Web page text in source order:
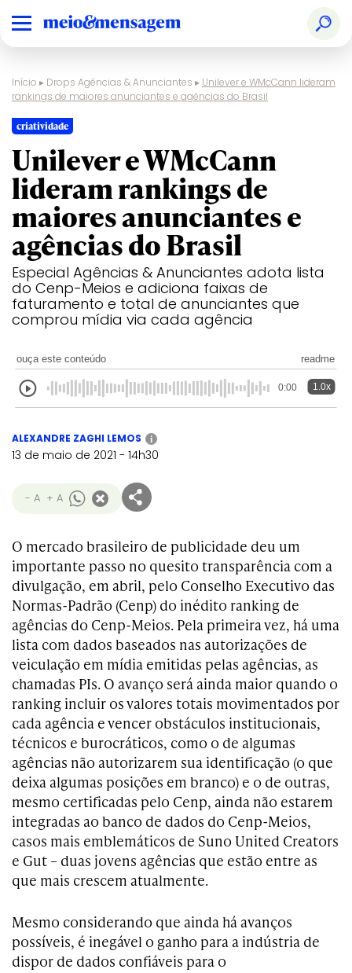
Início ▸ Drops Agências & Anunciantes ▸ Unilever e WMcCann lideram
rankings de maiores anunciantes e agências do Brasil
criatividade
Unilever e WMcCann
lideram rankings de
maiores anunciantes e
agências do Brasil
Especial Agências & Anunciantes adota lista
do Cenp-Meios e adiciona faixas de
faturamento e total de anunciantes que
comprou mídia via cada agência
ouça este conteúdo readme
0:00 1.0x
ALEXANDRE ZAGHI LEMOS i
13 de maio de 2021 - 14h30
- A + A
O mercado brasileiro de publicidade deu um
importante passo no quesito transparência com a
divulgação, em abril, pelo Conselho Executivo das
Normas-Padrão (Cenp) do inédito ranking de
agências do Cenp-Meios. Pela primeira vez, há uma
lista com dados baseados nas autorizações de
veiculação em mídia emitidas pelas agências, as
chamadas PIs. O avanço será ainda maior quando o
ranking incluir os valores totais movimentados por
cada agência e vencer obstáculos institucionais,
técnicos e burocráticos, como o de algumas
agências não autorizarem sua identificação (o que
deixa algumas posições em branco) e o de outras,
mesmo certificadas pelo Cenp, ainda não estarem
integradas ao banco de dados do Cenp-Meios,
casos mais emblemáticos de Suno United Creators
e Gut – duas jovens agências que estão entre as
que mais crescem atualmente.
Mesmo considerando que ainda há avanços
possíveis, é inegável o ganho para a indústria de
dispor de dados confiáveis para o